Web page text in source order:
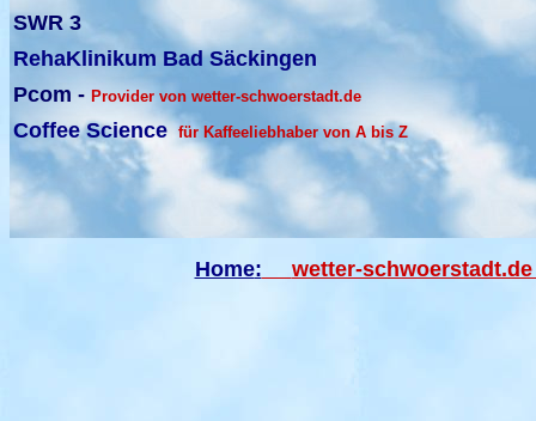
SWR 3
RehaKlinikum Bad Säckingen
Pcom - Provider von wetter-schwoerstadt.de
Coffee Sciencefür Kaffeeliebhaber von A bis Z
Home: wetter-